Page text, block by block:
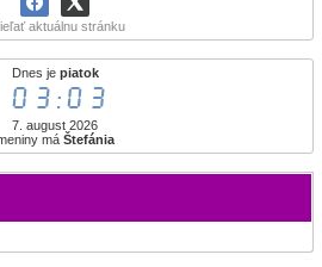
aktuálnu stránku
Dnes je piatok
03:03
7. august 2026
má Štefánia